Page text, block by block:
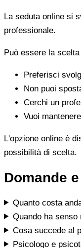
La seduta online si
professionale.
Può essere la
Preferisci
Non puoi
Cerchi un
Vuoi
L'opzione online è
possibilità di scelta.
Domande
Quanto costa
Quando ha
Cosa succede al
Psicologo e